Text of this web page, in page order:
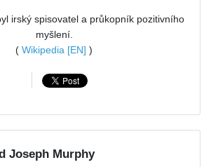
irský spisovatel a průkopník pozitivního
myšlení.
( Wikipedia [EN] )
Joseph Murphy